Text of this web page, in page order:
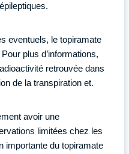
eventuels, le topiramate
plus d’informations,
retrouvée dans
de la transpiration et.
avoir une
limitées chez les
importante du topiramate